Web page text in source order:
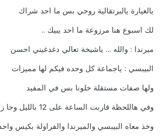
يالغيارة يالبرتقالية روحي بس ما احد شراك
لك اسبوع هنا مرزوعة ما احد يبيك ..
ميرندا : والله ... ياشيخة تعالي دغدغيني احسن
البيبسي : ياجماعة كل وحده فيكم لها مميزات
ولها صفات مستقلة خلونا بس في المفيد
وفي هاللحظة قاربت الساعة على 12 بالليل وجا زبون
وخذ معاه البيبسي والميرندا والفراولة بكيس واحد